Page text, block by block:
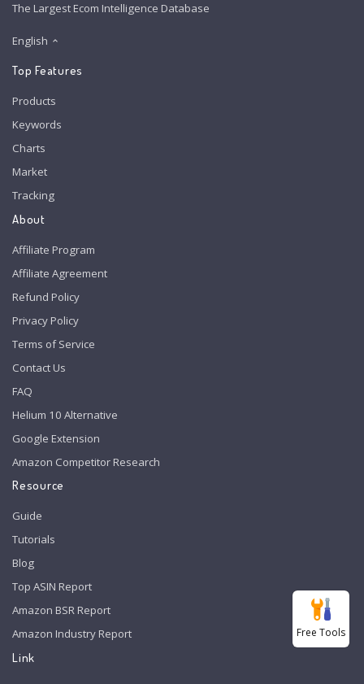
The Largest Ecom Intelligence Database
English
Top Features
Products
Keywords
Charts
Market
Tracking
About
Affiliate Program
Affiliate Agreement
Refund Policy
Privacy Policy
Terms of Service
Contact Us
FAQ
Helium 10 Alternative
Google Extension
Amazon Competitor Research
Resource
Guide
Tutorials
Blog
Top ASIN Report
Amazon BSR Report
Amazon Industry Report
Link
Free Tools